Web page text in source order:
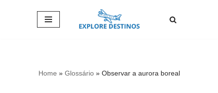
Home » Glossário» Observar a aurora boreal